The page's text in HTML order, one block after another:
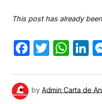
This post has already
Twitter
by Admin Carta de